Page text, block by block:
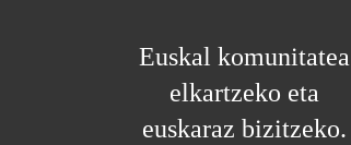
Euskal komunitatea
elkartzeko eta
euskaraz bizitzeko.